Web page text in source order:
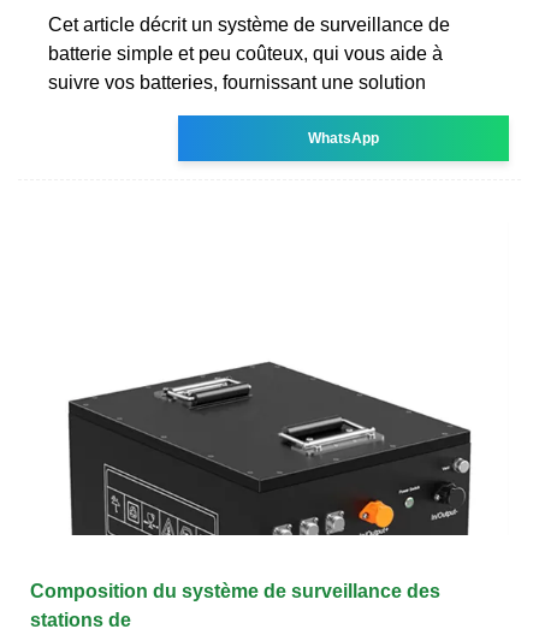
Cet article décrit un système de surveillance de
batterie simple et peu coûteux, qui vous aide à
suivre vos batteries, fournissant une solution
WhatsApp
Composition du système de surveillance des
stations de